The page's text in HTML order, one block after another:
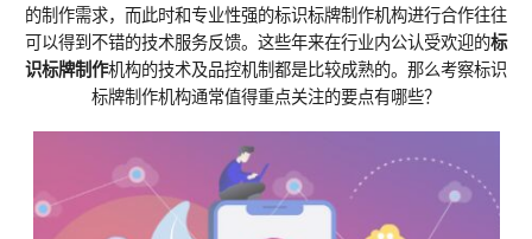
的制作需求，而此时和专业性强的标识标牌制作机构进行合作往往
可以得到不错的技术服务反馈。这些年来在行业内公认受欢迎的标
识标牌制作机构的技术及品控机制都是比较成熟的。那么考察标识
标牌制作机构通常值得重点关注的要点有哪些？